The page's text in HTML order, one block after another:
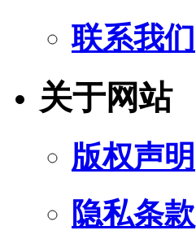
联系我们
关于网站
版权声明
隐私条款